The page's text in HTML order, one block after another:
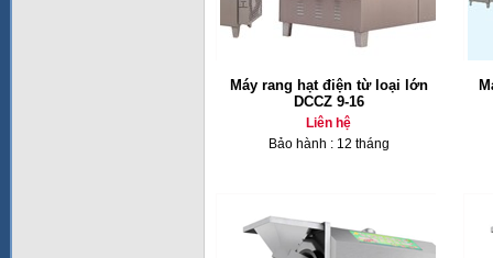
Máy rang hạt điện từ loại lớn
DCCZ 9-16
Liên hệ
Bảo hành : 12 tháng